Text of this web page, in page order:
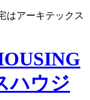
はアーキテックス